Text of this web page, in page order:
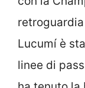
Lucumí è
linee di